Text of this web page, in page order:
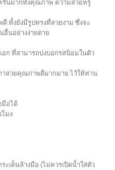
รันมากทั้งคุณภาพ ความสวยหรู
ทั้งยังมีรูปทรงที่สวยงาม ซึ่งจะ
นอย่างง่ายดาย
อก ที่สามารถบ่งบอกรสนิยมในตัว
าสวยคุณภาพดีมากมาย ไว้ให้ท่าน
มือได้
มง
ะเด็นล้างมือ (ไม่ควรเปิดน้ำใส่ตัว